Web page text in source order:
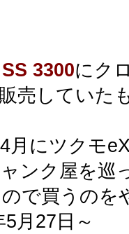
3300にク
売していた
月にツクモ
ンク屋を巡
で買うの
月27日～